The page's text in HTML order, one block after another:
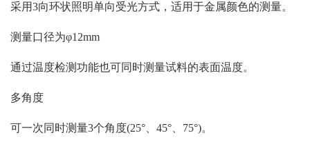
采用3向环状照明单向受光方式，适用于金属颜色的测量。
测量口径为φ12mm
通过温度检测功能也可同时测量试料的表面温度。
多角度
可一次同时测量3个角度(25°、45°、75°)。